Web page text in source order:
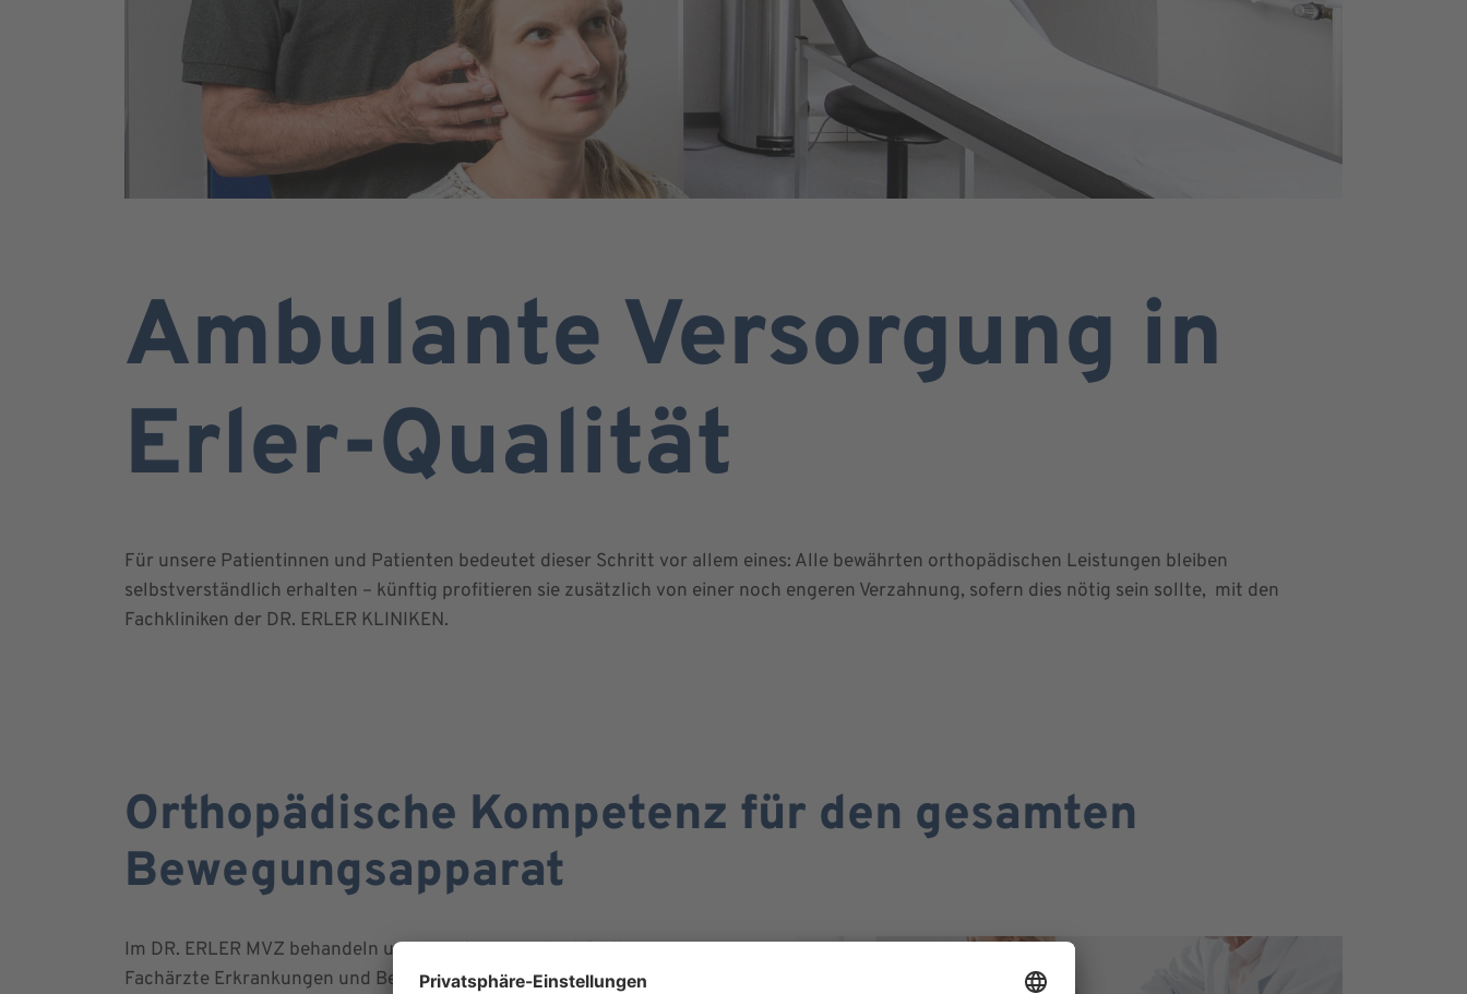
Ambulante Versorgung in
Erler-Qualität
Für unsere Patientinnen und Patienten bedeutet dieser Schritt vor allem eines: Alle bewährten orthopädischen Leistungen bleiben
selbstverständlich erhalten – künftig profitieren sie zusätzlich von einer noch engeren Verzahnung, sofern dies nötig sein sollte, mit den
Fachkliniken der DR. ERLER KLINIKEN.
Orthopädische Kompetenz für den gesamten
Bewegungsapparat
Im DR. ERLER MVZ behandeln unsere erfahrenen Fachärztinnen und
Fachärzte Erkrankungen und Beschwerden des gesamten Stütz- und